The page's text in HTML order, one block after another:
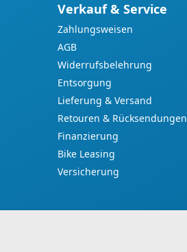
Verkauf & Service
Zahlungsweisen
AGB
Widerrufsbelehrung
Entsorgung
Lieferung & Versand
Retouren & Rücksendungen
Finanzierung
Bike Leasing
Versicherung